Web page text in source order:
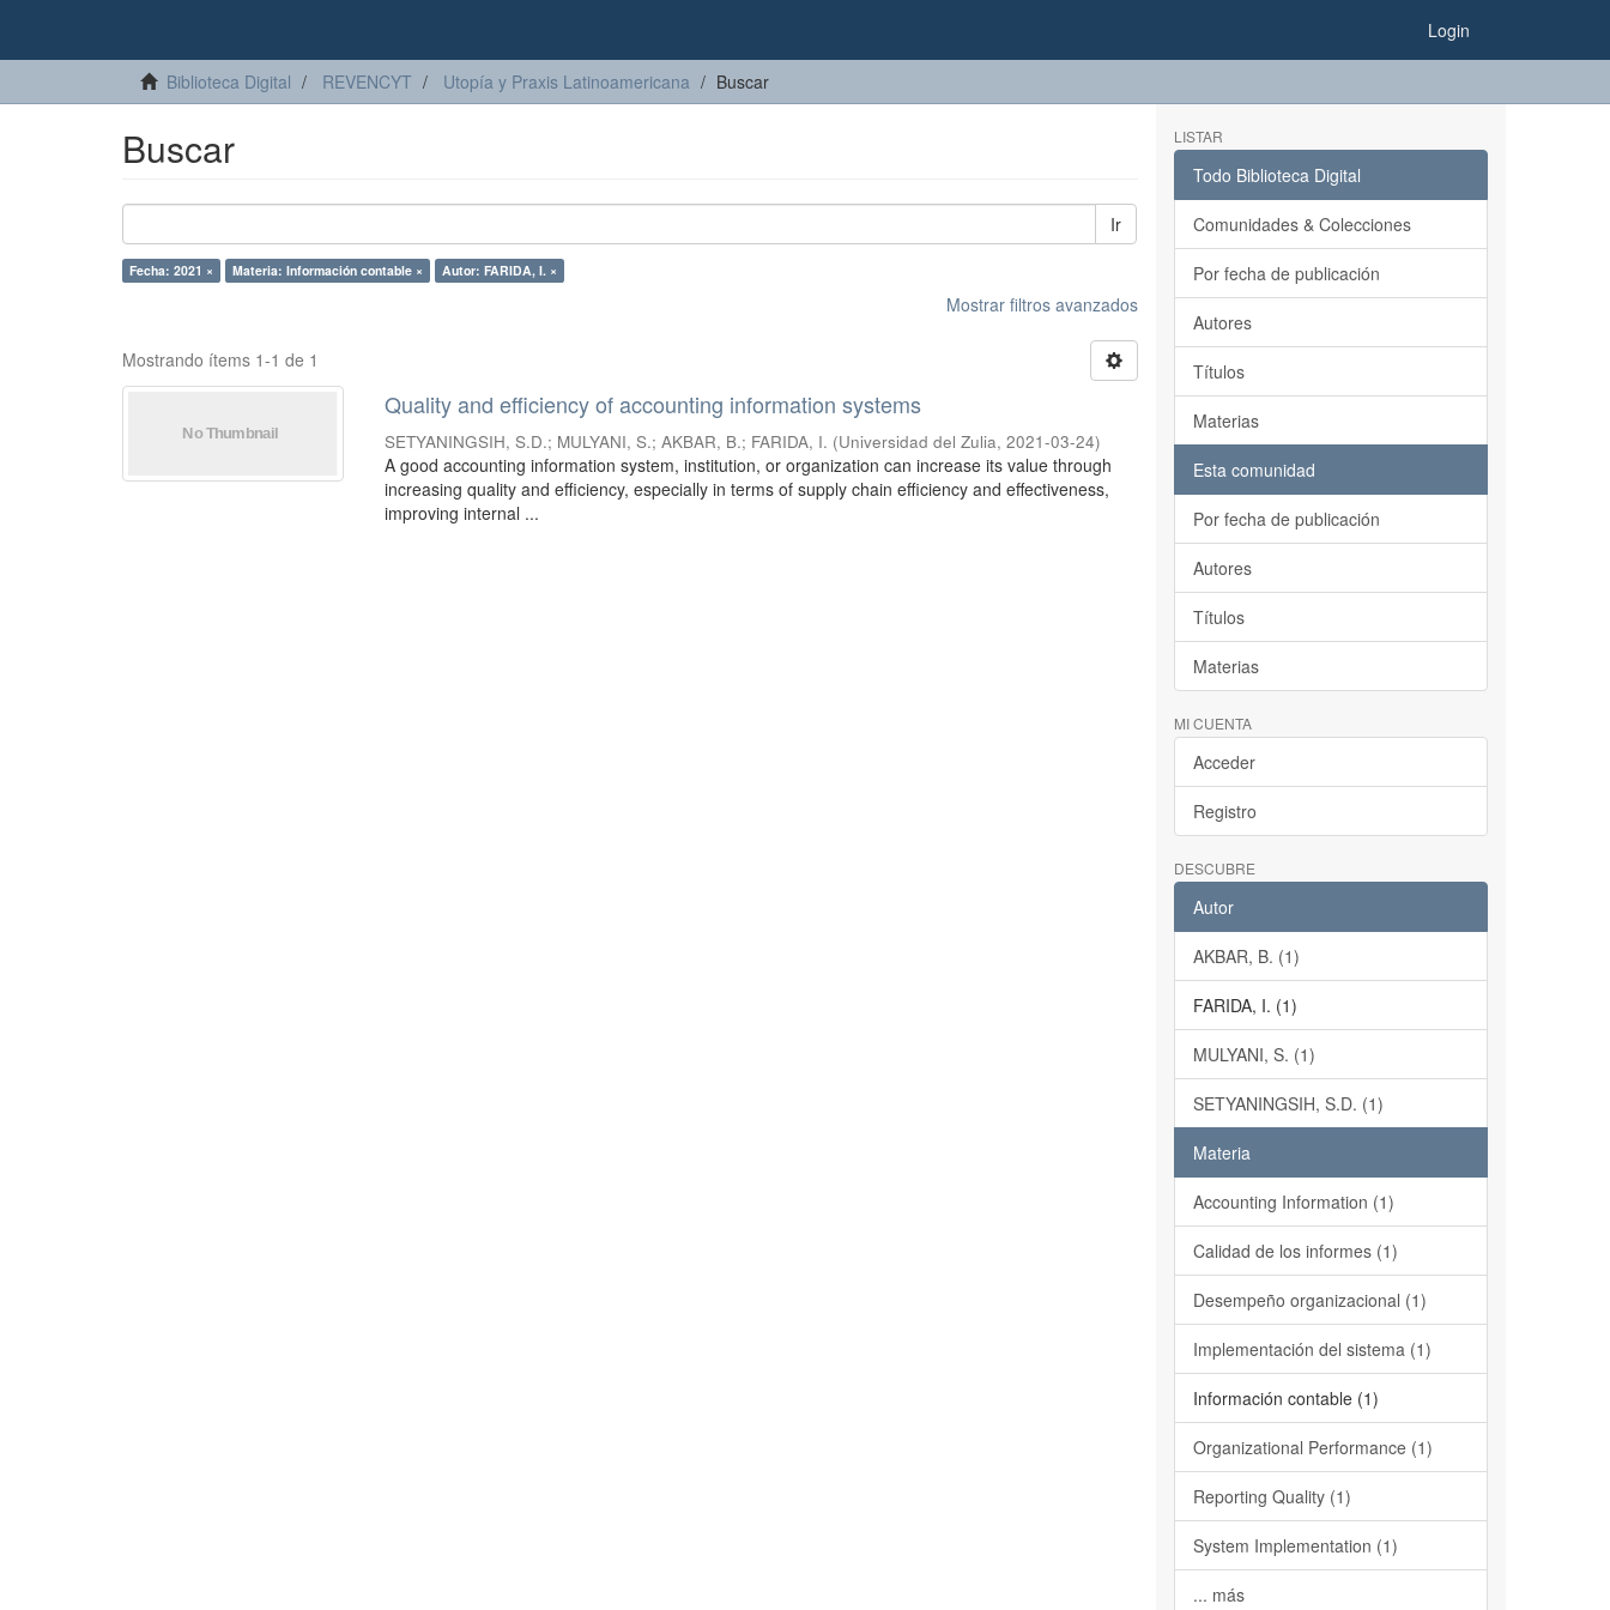
Login
Biblioteca Digital REVENCYT Utopía y Praxis Latinoamericana Buscar
Buscar
Ir
Fecha: 2021 × Materia: Información contable × Autor: FARIDA, I. ×
Mostrar filtros avanzados
Mostrando ítems 1-1 de 1
Quality and efficiency of accounting information systems
SETYANINGSIH, S.D.; MULYANI, S.;AKBAR, B.; FARIDA, I. (Universidad del Zulia,2021-03-24)
A good accounting information system, institution, or organization can increase its value through
increasing quality and efficiency, especially in terms of supply chain efficiency and effectiveness,
improving internal ...
LISTAR
Todo Biblioteca Digital
Comunidades & Colecciones
Por fecha de publicación
Autores
Títulos
Materias
Esta comunidad
Por fecha de publicación
Autores
Títulos
Materias
MI CUENTA
Acceder
Registro
DESCUBRE
Autor
AKBAR, B. (1)
FARIDA, I. (1)
MULYANI, S. (1)
SETYANINGSIH, S.D. (1)
Materia
Accounting Information (1)
Calidad de los informes (1)
Desempeño organizacional (1)
Implementación del sistema (1)
Información contable (1)
Organizational Performance (1)
Reporting Quality (1)
System Implementation (1)
... más